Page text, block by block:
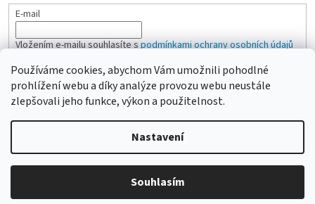
Používáme cookies, abychom Vám umožnili pohodlné
prohlížení webu a díky analýze provozu webu neustále
zlepšovali jeho funkce, výkon a použitelnost.
Nastavení
Souhlasím
Vážení zákazníci, pokud na eshopu nenajdete žádanou položku,
E-mail
Vložením e-mailu souhlasíte spodmínkami ochrany osobních údajů
PŘIHLÁSIT SE
Vytvořil Shoptet
CAMPI-SHOP.cz. Všechna práva vyhrazena.